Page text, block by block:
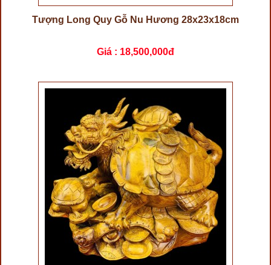
Tượng Long Quy Gỗ Nu Hương 28x23x18cm
Giá : 18,500,000đ